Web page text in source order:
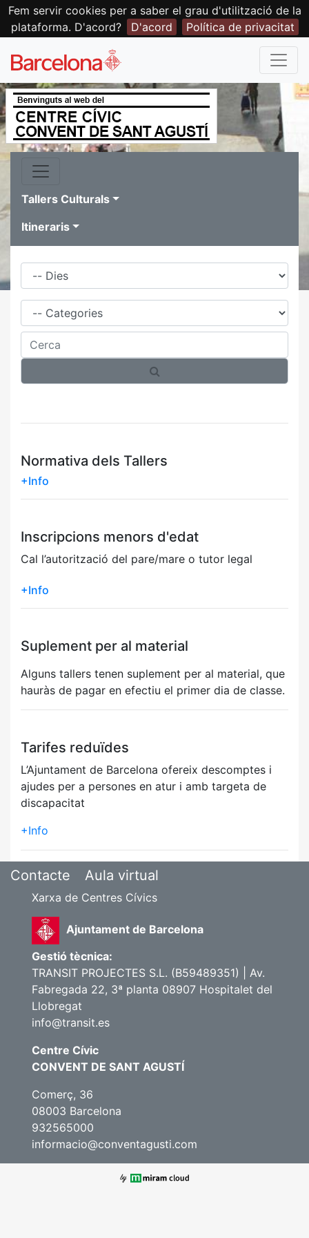
Fem servir cookies per a saber el grau d'utilització de la
plataforma. D'acord?
D'acord Política de privacitat
Tallers Culturals
Itineraris
Dies
Família
Cerca
Normativa dels Tallers
+Info
Inscripcions menors d'edat
Cal l’autorització del pare/mare o tutor legal
+Info
Suplement per al material
Alguns tallers tenen suplement per al material, que
hauràs de pagar en efectiu el primer dia de classe.
Tarifes reduïdes
L’Ajuntament de Barcelona ofereix descomptes i
ajudes per a persones en atur i amb targeta de
discapacitat
+Info
Contacte Aula virtual
Xarxa de Centres Cívics
Ajuntament de Barcelona
Gestió tècnica:
TRANSIT PROJECTES S.L. (B59489351) | Av.
Fabregada 22, 3ª planta 08907 Hospitalet del
Llobregat
info@transit.es
Centre Cívic
CONVENT DE SANT AGUSTÍ
Comerç, 36
08003 Barcelona
932565000
informacio@conventagusti.com